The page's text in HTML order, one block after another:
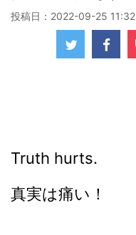
投稿日： 2022-09-25 11:32
Truth hurts.
真実は痛い！